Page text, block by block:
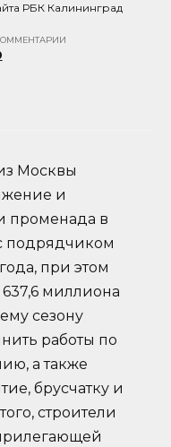
РБК Калининград
Москвы
и
променада в
подрядчиком
при этом
637,6 миллиона
сезону
работы по
а также
брусчатку и
строители